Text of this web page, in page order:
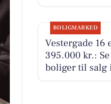
BOLIGMARKED
Vestergade
395.000 kr.:
boliger til salg